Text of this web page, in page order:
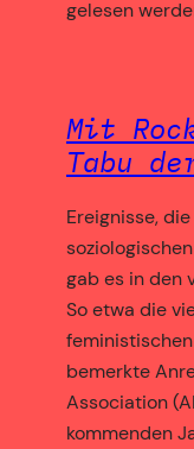
gelesen
Mit
Tabu
Ereignisse,
gab es in den
So etwa die
bemerkte
Association
kommenden